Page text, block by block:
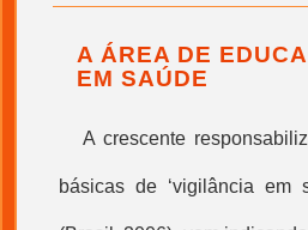
A ÁREA DE
EM SAÚDE
A crescente
básicas de ‘vigilância em